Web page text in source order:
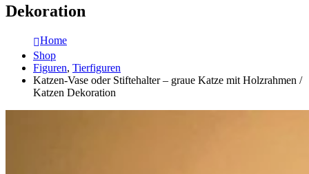
Dekoration
Home
Shop
Figuren, Tierfiguren
Katzen-Vase oder Stiftehalter – graue Katze mit Holzrahmen /
Katzen Dekoration